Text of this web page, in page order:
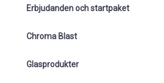
Erbjudanden och startpaket
Chroma Blast
Glasprodukter